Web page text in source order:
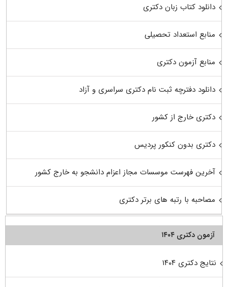
دانلود کتاب زبان دکتری
منابع استعداد تحصیلی
منابع آزمون دکتری
دانلود دفترچه ثبت نام دکتری سراسری و آزاد
دکتری خارج از کشور
دکتری بدون کنکور پردیس
آخرین فهرست موسسات مجاز اعزام دانشجو به خارج کشور
مصاحبه با رتبه های برتر دکتری
آزمون دکتری ۱۴۰۴
نتایج دکتری ۱۴۰۴